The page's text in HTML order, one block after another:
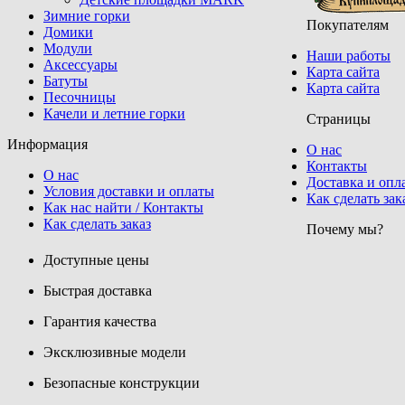
Зимние горки
Домики
Модули
Аксессуары
Батуты
Песочницы
Качели и летние горки
Информация
О нас
Условия доставки и оплаты
Как нас найти / Контакты
Как сделать заказ
Покупателям
Наши работы
Карта сайта
Карта сайта
Страницы
О нас
Контакты
Доставка и
Как сделать
Почему мы?
Доступные цены
Быстрая доставка
Гарантия качества
Эксклюзивные модели
Безопасные конструкции